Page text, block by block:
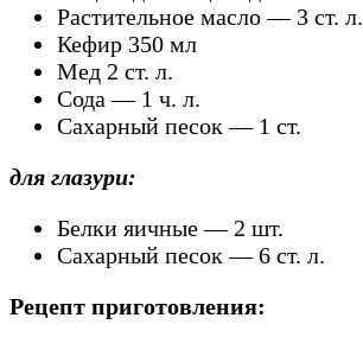
Растительное масло — 3 ст. л.
Кефир 350 мл
Мед 2 ст. л.
Сода — 1 ч. л.
Сахарный песок — 1 ст.
для глазури:
Белки яичные — 2 шт.
Сахарный песок — 6 ст. л.
Рецепт приготовления: